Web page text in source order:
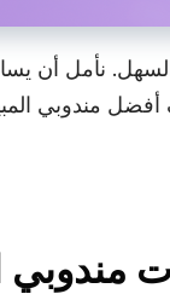
نأمل أن
مندوبي
مندوبي